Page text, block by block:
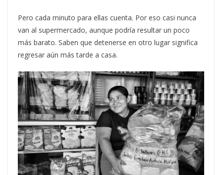
Pero cada minuto para ellas cuenta. Por eso casi nunca
van al supermercado, aunque podría resultar un poco
más barato. Saben que detenerse en otro lugar significa
regresar aún más tarde a casa.